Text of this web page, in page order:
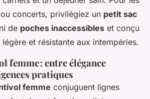
concerts, privilégiez un petit sac
de poches inaccessibles et conçu
et résistante aux intempéries.
femme : entre élégance
pratiques
femme conjuguent lignes